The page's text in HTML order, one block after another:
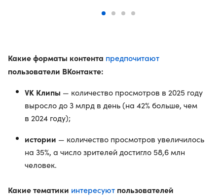
Какие форматы контента предпочитают
пользователи ВКонтакте:
VK Клипы — количество просмотров в 2025 году
выросло до 3 млрд в день (на 42% больше, чем
в 2024 году);
истории — количество просмотров увеличилось
на 35%, а число зрителей достигло 58,6 млн
человек.
Какие тематики интересуют пользователей